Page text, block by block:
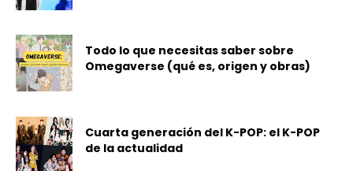
Todo lo que necesitas saber sobre
Omegaverse (qué es, origen y obras)
Cuarta generación del K-POP: el K-POP
de la actualidad